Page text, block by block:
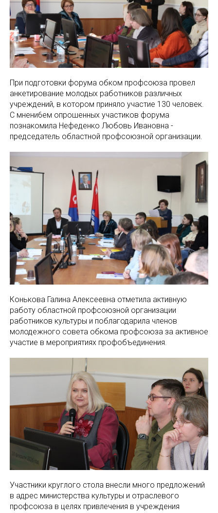
При подготовки форума обком профсоюза провел
анкетирование молодых работников различных
учреждений, в котором приняло участие 130 человек.
С мнени6ем опрошенных участиков форума
познакомила Нефеденко Любовь Ивановна -
председатель областной профсоюзной организации.
Конькова Галина Алексеевна отметила активную
работу областной профсоюзной организации
работников культуры и поблагодарила членов
молодежного совета обкома профсоюза за активное
участие в мероприятиях профобъединения.
Участники круглого стола внесли много предложений
в адрес министерства культуры и отраслевого
профсоюза в целях привлечения в учреждения